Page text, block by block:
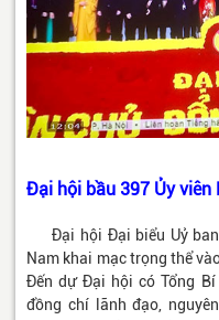
Đại hội bầu 397 Ủy viên
Đại hội Đại biểu Uỷ ban
Nam khai mạc trọng thể
Đến dự Đại hội có Tổng
đồng chí lãnh đạo,